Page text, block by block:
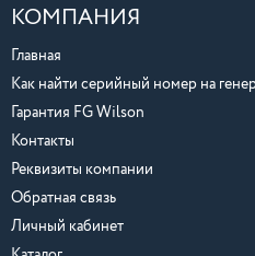
КОМПАНИЯ
Главная
Как найти серийный номер на
Гарантия FG Wilson
Контакты
Реквизиты компании
Обратная связь
Личный кабинет